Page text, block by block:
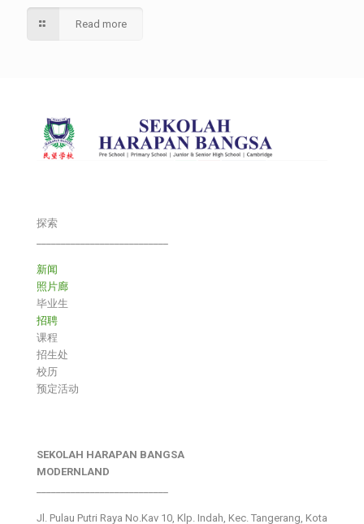
Read more
探索
新闻
照片廊
毕业生
招聘
课程
招生处
校历
预定活动
SEKOLAH HARAPAN BANGSA
MODERNLAND
Jl. Pulau Putri Raya No.Kav 10, Klp. Indah, Kec. Tangerang, Kota